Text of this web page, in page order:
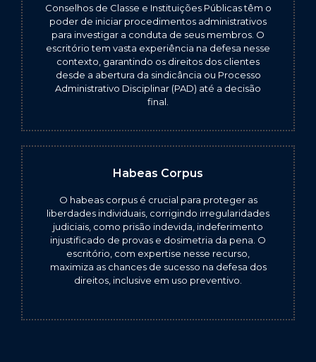
Conselhos de Classe e Instituições Públicas têm o
poder de iniciar procedimentos administrativos
para investigar a conduta de seus membros. O
escritório tem vasta experiência na defesa nesse
contexto, garantindo os direitos dos clientes
desde a abertura da sindicância ou Processo
Administrativo Disciplinar (PAD) até a decisão
final.
Habeas Corpus
O habeas corpus é crucial para proteger as
liberdades individuais, corrigindo irregularidades
judiciais, como prisão indevida, indeferimento
injustificado de provas e dosimetria da pena. O
escritório, com expertise nesse recurso,
maximiza as chances de sucesso na defesa dos
direitos, inclusive em uso preventivo.